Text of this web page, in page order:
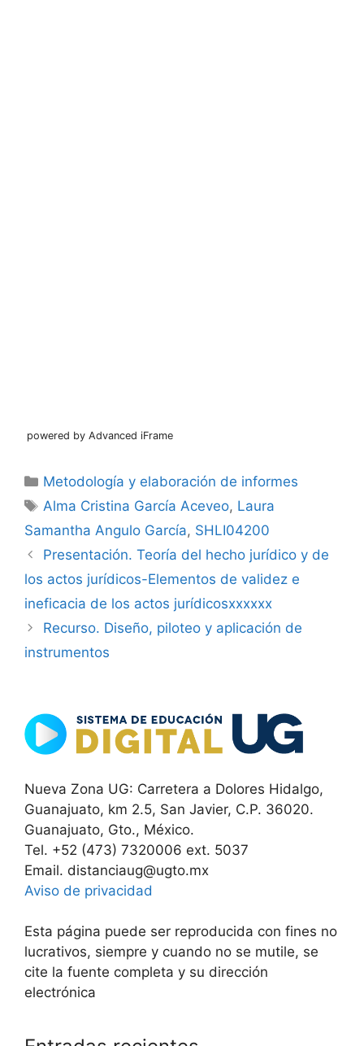
powered by Advanced iFrame
Categorías
Metodología y elaboración de informes
Etiquetas
Alma Cristina García Aceveo, Laura
Samantha Angulo García, SHLI04200
Presentación. Teoría del hecho jurídico y de
los actos jurídicos-Elementos de validez e
ineficacia de los actos jurídicosxxxxxx
Recurso. Diseño, piloteo y aplicación de
instrumentos
Nueva Zona UG: Carretera a Dolores Hidalgo,
Guanajuato, km 2.5, San Javier, C.P. 36020.
Guanajuato, Gto., México.
Tel. +52 (473) 7320006 ext. 5037
Email. distanciaug@ugto.mx
Aviso de privacidad
Esta página puede ser reproducida con fines no
lucrativos, siempre y cuando no se mutile, se
cite la fuente completa y su dirección
electrónica